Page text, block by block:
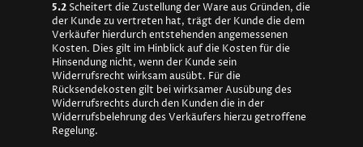
5.2 Scheitert die Zustellung der Ware aus Gründen, die
der Kunde zu vertreten hat, trägt der Kunde die dem
Verkäufer hierdurch entstehenden angemessenen
Kosten. Dies gilt im Hinblick auf die Kosten für die
Hinsendung nicht, wenn der Kunde sein
Widerrufsrecht wirksam ausübt. Für die
Rücksendekosten gilt bei wirksamer Ausübung des
Widerrufsrechts durch den Kunden die in der
Widerrufsbelehrung des Verkäufers hierzu getroffene
Regelung.